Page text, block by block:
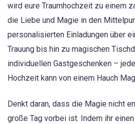
wird eure Traumhochzeit zu einem
die Liebe und Magie in den
personalisierten Einladungen über
Trauung bis hin zu magischen
individuellen Gastgeschenken –
Hochzeit kann von einem Hauch
Denkt daran, dass die Magie nicht
große Tag vorbei ist. Indem ihr